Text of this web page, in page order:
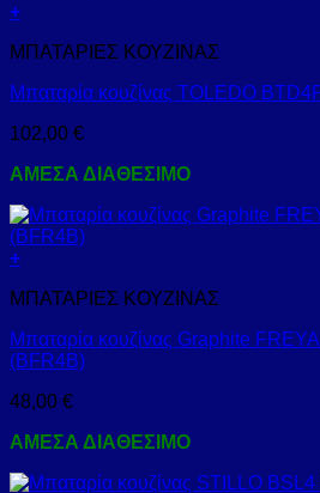
+
ΜΠΑΤΑΡΙΕΣ ΚΟΥΖΙΝΑΣ
Μπαταρία κουζίνας TOLEDO
102,00 €
ΑΜΕΣΑ ΔΙΑΘΕΣΙΜΟ
+
ΜΠΑΤΑΡΙΕΣ ΚΟΥΖΙΝΑΣ
Μπαταρία κουζίνας Graphite
(BFR4B)
48,00 €
ΑΜΕΣΑ ΔΙΑΘΕΣΙΜΟ